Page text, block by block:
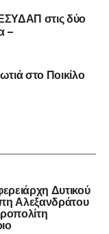
στις δύο
–
στο Ποικίλο
Δυτικού
Αλεξανδράτου